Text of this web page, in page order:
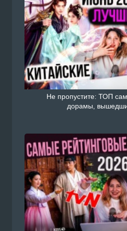
Не пропустите: ТОП
дорамы,